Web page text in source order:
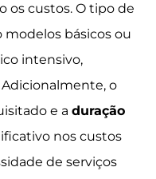
os custos. O tipo de
modelos básicos ou
intensivo,
o
e a duração
nos custos
de serviços